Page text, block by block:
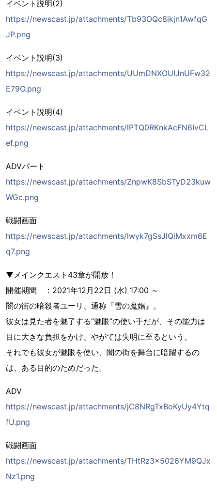
イベント説明(2)
https://newscast.jp/attachments/Tb93OQc8ikjn1AwfqG
JP.png
イベント説明(3)
https://newscast.jp/attachments/UUmDNXOUIJnUFw32
E79O.png
イベント説明(4)
https://newscast.jp/attachments/lPTQ0RKnkAcFN6IvCL
ef.png
ADVパート
https://newscast.jp/attachments/ZnpwK8SbSTyD23kuw
WGc.png
戦闘画面
https://newscast.jp/attachments/lwyk7gSsJlQiMxxm6E
q7.png
▼メインクエスト43章が開放！
開催期間 ：2021年12月22日 (水) 17:00 ～
闇の街の暗殺者ユーリ、通称『雪の魔娼』。
彼女は見た者を魅了する“魅眼”の使い手だが、その能力は
目に大きな負担をかけ、やがては失明に至るという。
それでも彼女が魅眼を使い、闇の街を舞台に暗躍するの
は、ある目的のためだった。
ADV
https://newscast.jp/attachments/jC8NRgTxBoKyUy4Ytq
fU.png
戦闘画面
https://newscast.jp/attachments/THtRz3x5026YM9QJx
Nz1.png